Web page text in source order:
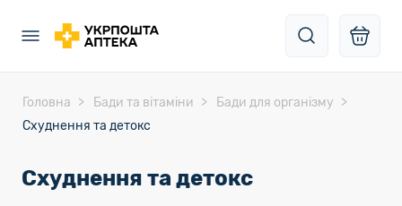
Головна Бади та вітаміни
Бади для організму
Схуднення та детокс
Схуднення та детокс